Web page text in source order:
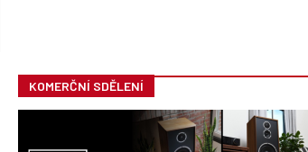
KOMERČNÍ SDĚLENÍ